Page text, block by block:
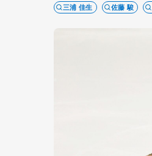
三浦 佳生 佐藤 駿